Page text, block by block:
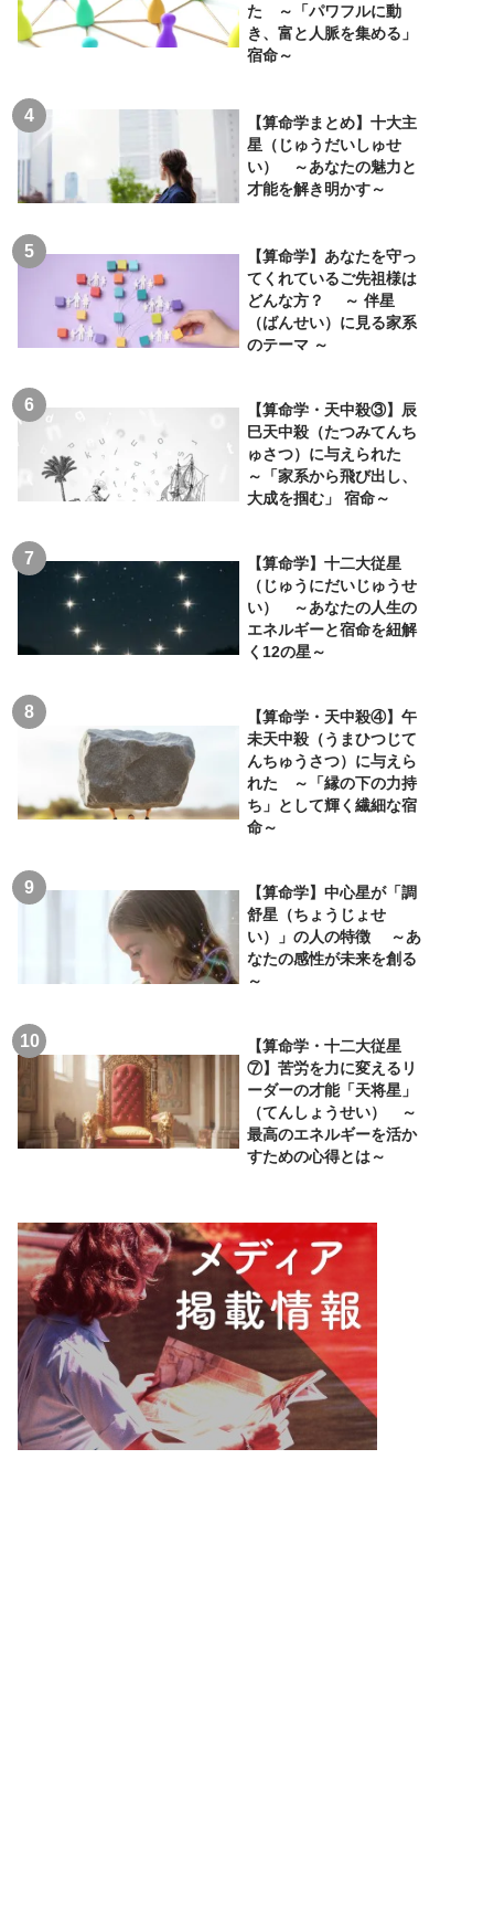
た ～「パワフルに動
き、富と人脈を集める」
宿命～
【算命学まとめ】十大主
星（じゅうだいしゅせ
い） ～あなたの魅力と
才能を解き明かす～
【算命学】あなたを守っ
てくれているご先祖様は
どんな方？ ～ 伴星
（ばんせい）に見る家系
のテーマ ～
【算命学・天中殺③】辰
巳天中殺（たつみてんち
ゅさつ）に与えられた
～「家系から飛び出し、
大成を掴む」 宿命～
【算命学】十二大従星
（じゅうにだいじゅうせ
い） ～あなたの人生の
エネルギーと宿命を紐解
く12の星～
【算命学・天中殺④】午
未天中殺（うまひつじて
んちゅうさつ）に与えら
れた ～「縁の下の力持
ち」として輝く繊細な宿
命～
【算命学】中心星が「調
舒星（ちょうじょせ
い）」の人の特徴 ～あ
なたの感性が未来を創る
～
【算命学・十二大従星
⑦】苦労を力に変えるリ
ーダーの才能「天将星」
（てんしょうせい） ～
最高のエネルギーを活か
すための心得とは～